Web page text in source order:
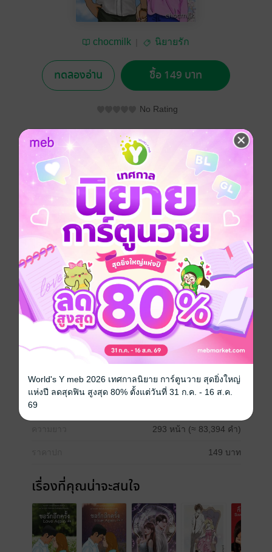
chocmilk นิยายรัก
ทดลองอ่าน ซื้อ 149 บาท
No Rating
อยากได้ ซื้อเป็นของขวัญ แชร์
ฉันกลัวการมีชีวิตอยู่โดยไม่มีเขา ฉันยอมใช้ทั้งชีวิตที่เหลือ
เพื่อแลกกับการมีเขาอยู่ข้างๆ แต่ฉันไม่เคยคิดถึงอีกฝ่ายเลย
ว่าเขาจะมีชีวิตต่ออย่างไรหากไม่มีฉัน ทั้งที่ในความจริง
ฉันรู้ดีแก่ใจว่าต่อให้ฉันจำเขาได้หรือไม่ได้ ความรู้สึกที่เขา
มีต่อฉันก็ยังคงเหมือนเดิม เขาจะมีชีวิตอยู่ได้ต่อไปเหมือน
อย่างที่เขามั่นคงตลอดมา
ที่ผ่านมาพี่ภูผามีชีวิตอยู่เพื่อฉันมาตลอด แต่หลังจากวันนี้
ไปฉันจะมีชีวิตอยู่ต่อเพื่อเขาบ้าง แม้ว่าฉันอาจจะไม่มีเขา
อยู่ในความทรงจำก็ตาม
โรแมนติก ครอบครัว
ประเภทไฟล์ pdf, epub(สารบัญ)
วันที่วางขาย
293 หน้า (≈ 83,394 คำ)
149 บาท
เรื่องที่คุณน่าจะสนใจ
World's Y meb 2026 เทศกาลนิยาย การ์ตูนวาย สุดยิ่งใหญ่
แห่งปี ลดสุดฟิน สูงสุด 80% ตั้งแต่วันที่ 31 ก.ค. - 16 ส.ค.
69